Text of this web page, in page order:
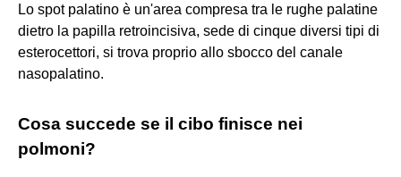
Lo spot palatino è un'area compresa tra le rughe palatine
dietro la papilla retroincisiva, sede di cinque diversi tipi di
esterocettori, si trova proprio allo sbocco del canale
nasopalatino.
Cosa succede se il cibo finisce nei
polmoni?